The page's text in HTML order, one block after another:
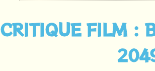
CRITIQUE FILM :